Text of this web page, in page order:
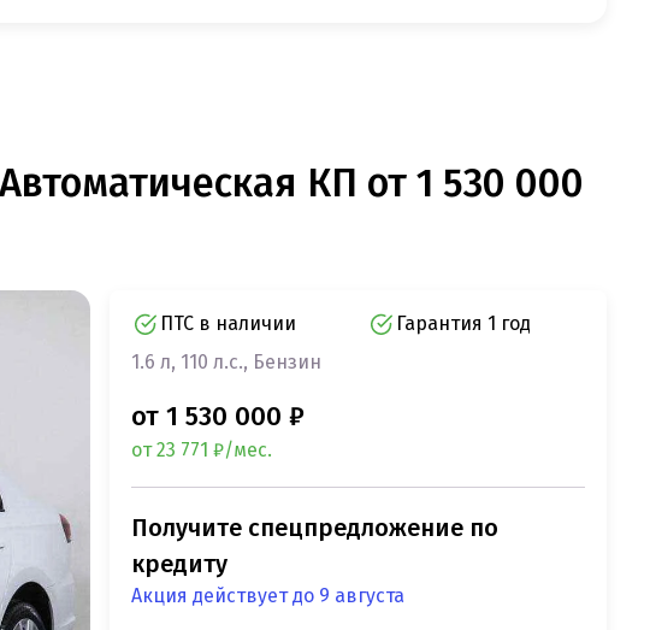
КП от 1 530 000
ПТС в наличии
Гарантия 1 год
1.6 л, 110 л.с., Бензин
от 1 530 000 ₽
от 23 771 ₽/мес.
Получите спецпредложение по
кредиту
Акция действует до 9 августа